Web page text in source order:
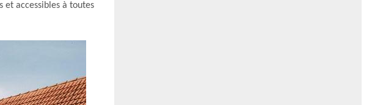
accessibles à toutes